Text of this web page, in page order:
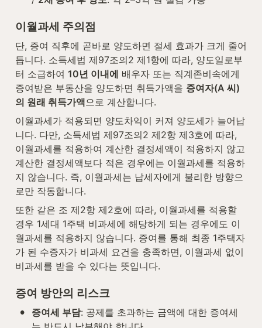
이월과세 주의점
단, 증여 직후에 곧바로 양도하면 절세 효과가 크게 줄어
듭니다. 소득세법 제97조의2 제1항에 따라, 양도일로부
터 소급하여 10년 이내에 배우자 또는 직계존비속에게
증여받은 부동산을 양도하면 취득가액을 증여자(A 씨)
의 원래 취득가액으로 계산합니다.
이월과세가 적용되면 양도차익이 커져 양도세가 늘어납
니다. 다만, 소득세법 제97조의2 제2항 제3호에 따라,
이월과세를 적용하여 계산한 결정세액이 적용하지 않고
계산한 결정세액보다 적은 경우에는 이월과세를 적용하
지 않습니다. 즉, 이월과세는 납세자에게 불리한 방향으
로만 작동합니다.
또한 같은 조 제2항 제2호에 따라, 이월과세를 적용할
경우 1세대 1주택 비과세에 해당하게 되는 경우에도 이
월과세를 적용하지 않습니다. 증여를 통해 최종 1주택자
가 된 수증자가 비과세 요건을 충족하면, 이월과세 없이
비과세를 받을 수 있다는 뜻입니다.
증여 방안의 리스크
• 증여세 부담: 공제를 초과하는 금액에 대한 증여세